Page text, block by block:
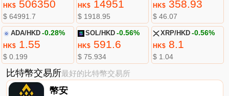
HK$506350
$ 64991.7
HK$ 14951
$ 1918.95
HK$358.93
$ 46.07
ADA/HKD -0.28%
HK$1.55
$ 0.199
SOL/HKD -0.56%
HK$ 591.6
$ 75.934
XRP/HKD -0.56%
HK$8.1
$ 1.04
比特幣交易所最好的比特幣交易所
幣安